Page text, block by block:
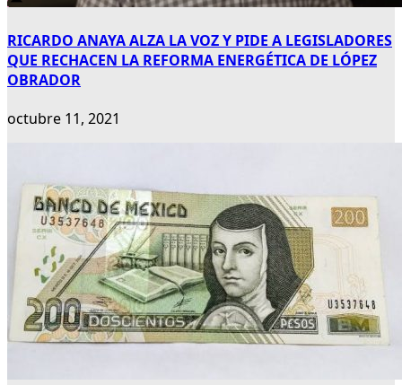
RICARDO ANAYA ALZA LA VOZ Y PIDE A LEGISLADORES
QUE RECHACEN LA REFORMA ENERGÉTICA DE LÓPEZ
OBRADOR
octubre 11, 2021